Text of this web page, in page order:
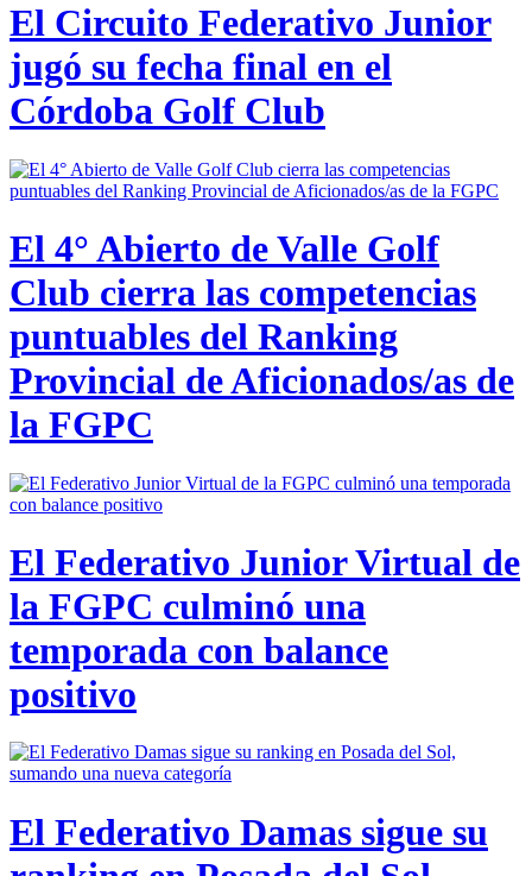
El Circuito Federativo Junior
jugó su fecha final en el
Córdoba Golf Club
El 4° Abierto de Valle Golf
Club cierra las competencias
puntuables del Ranking
Provincial de Aficionados/as de
la FGPC
El Federativo Junior Virtual de
la FGPC culminó una
temporada con balance
positivo
El Federativo Damas sigue su